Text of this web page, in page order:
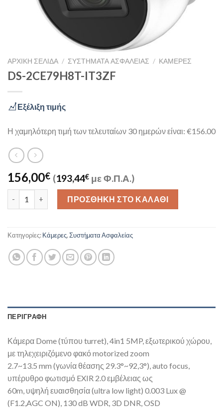
ΑΡΧΙΚΉ ΣΕΛΊΔΑ / ΣΥΣΤΉΜΑΤΑ ΑΣΦΑΛΕΊΑΣ / ΚΆΜΕΡΕΣ
DS-2CE79H8T-IT3ZF
Εξέλιξη τιμής
Η χαμηλότερη τιμή των τελευταίων 30 ημερών είναι: €156.00
156,00€ (193,44€ με Φ.Π.Α.)
DS-2CE79H8T-IT3ZF ποσότηταΠΡΟΣΘΉΚΗ ΣΤΟ ΚΑΛΆΘΙ
Κατηγορίες:Κάμερες,Συστήματα Ασφαλείας
ΠΕΡΙΓΡΑΦΉ
Κάμερα Dome (τύπου turret), 4in1 5MP, εξωτερικού χώρου,
με τηλεχειριζόμενο φακό motorized zoom
2.7~13.5 mm (γωνία θέασης 29.3°~92,3°), auto focus,
υπέρυθρο φωτισμό EXIR 2.0 εμβέλειας ως
60m, υψηλή ευαισθησία (ultra low light) 0.003 Lux @
(F1.2,AGC ON), 130 dB WDR, 3D DNR, OSD